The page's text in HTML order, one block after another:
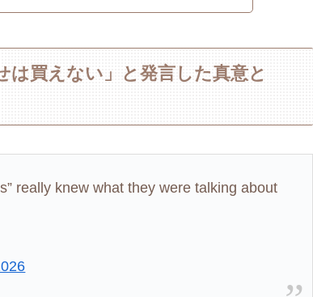
は買えない」と発言した真意と
really knew what they were talking about